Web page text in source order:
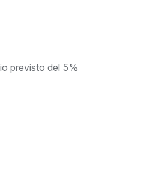
previsto del 5%